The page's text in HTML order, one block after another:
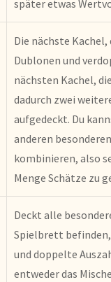
später etwas
Die nächste
Dublonen und
nächsten Kachel,
dadurch zwei
aufgedeckt. Du
anderen
kombinieren, also
Menge Schätze zu
Deckt alle
Spielbrett befinden,
und doppelte
entweder das